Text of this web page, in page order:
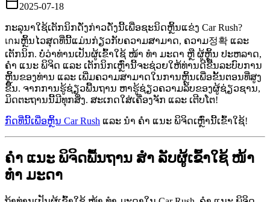
2025-07-18
ກະລຸນາໃຊ້ເຕັກນິກດັ່ງກ່າວດັ່ງນີ້ເພື່ອຊະນິດຫຼິ້ນແຂ່ງ Car Rush?
เกมຫຼິ້ນໄວສຸດທີ່ນີ້ແມ່ນກ່ຽວກັບຄວາມສາມາດ, ຄວາມ정확 ແລະ
ເຕັກນິກ. ບໍ່ວ່າທ່ານເປັນຜູ້ເຂົ້າໃຊ້ ໜ້າ ທຳ ມະດາ ຫຼື ຜູ້ຫຼິ້ນ ປະຫລາດ,
ຄຳ ແນະ ພິຈິດ ແລະ ເຕັກນິກເຫຼົ່ານີ້ຈະຊ່ວຍໃຫ້ທ່ານດີຂື້ນລະບົບການ
ຫຼິ້ນຂອງທ່ານ ແລະ ເພີ່ມຄວາມສາມາດໃນການຫຼິ້ນເພື່ອຂັ້ນຕອນທີ່ສູງ
ຂື້ນ. ຈາກການຮູ້ຊ່ຽວພື້ນຖານ ຫາຮູ້ຊ່ຽວຄວາມລັບຂອງຜູ້ຊ່ຽວຊານ,
ມິດຕະຖານນີ້ມີທຸກສິ່ງ. ສະເກດໃສ່ເຄື່ອງຈັກ ແລະ ເຕີບໂຕ!
ກົດທີ່ນີ້ເພື່ອຫຼິ້ນ Car Rush ແລະ ນຳ ຄຳ ແນະ ພິຈິດເຫຼົ່ານີ້ເຂົ້າໃຊ້!
ຄຳ ແນະ ພິຈິດພື້ນຖານ ສຳ ລັບຜູ້ເຂົ້າໃຊ້ ໜ້າ
ທຳ ມະດາ